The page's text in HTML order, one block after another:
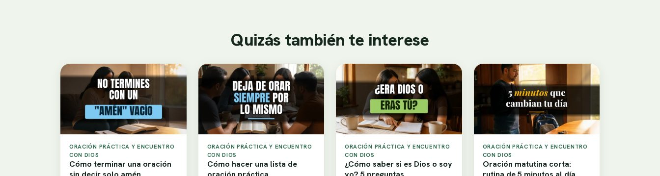
Quizás también te interese
ORACIÓN PRÁCTICA Y ENCUENTRO
CON DIOS
Cómo terminar una oración
ORACIÓN PRÁCTICA Y ENCUENTRO
CON DIOS
Cómo hacer una lista de
ORACIÓN PRÁCTICA Y ENCUENTRO
CON DIOS
¿Cómo saber si es Dios o soy
ORACIÓN PRÁCTICA Y ENCUENTRO
CON DIOS
Oración matutina corta: